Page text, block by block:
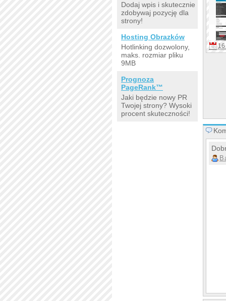
16
Dodaj wpis i skutecznie
zdobywaj pozycję dla
strony!
Hosting Obrazków
Hotlinking dozwolony,
maks. rozmiar pliku
9MB
Prognoza
PageRank™
Jaki będzie nowy PR
Twojej strony? Wysoki
procent skuteczności!